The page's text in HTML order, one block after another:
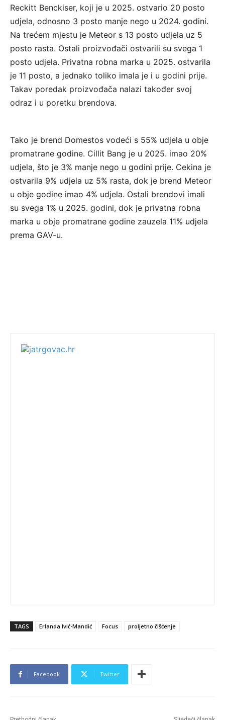
Reckitt Benckiser, koji je u 2025. ostvario 20 posto
udjela, odnosno 3 posto manje nego u 2024. godini.
Na trećem mjestu je Meteor s 13 posto udjela uz 5
posto rasta. Ostali proizvođači ostvarili su svega 1
posto udjela. Privatna robna marka u 2025. ostvarila
je 11 posto, a jednako toliko imala je i u godini prije.
Takav poredak proizvođača nalazi također svoj
odraz i u poretku brendova.
Tako je brend Domestos vodeći s 55% udjela u obje
promatrane godine. Cillit Bang je u 2025. imao 20%
udjela, što je 3% manje nego u godini prije. Cekina je
ostvarila 9% udjela uz 5% rasta, dok je brend Meteor
u obje godine imao 4% udjela. Ostali brendovi imali
su svega 1% u 2025. godini, dok je privatna robna
marka u obje promatrane godine zauzela 11% udjela
prema GAV-u.
TAGS Erlanda Ivić-Mandić Focus proljetno čišćenje
Facebook Twitter